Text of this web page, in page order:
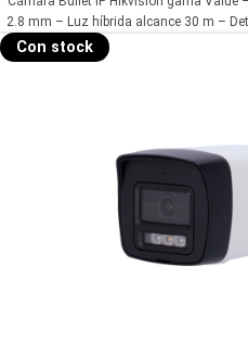
Hikvision
gama
Value
-
2.8 mm – Luz híbrida alcance 30 m –
Con stock